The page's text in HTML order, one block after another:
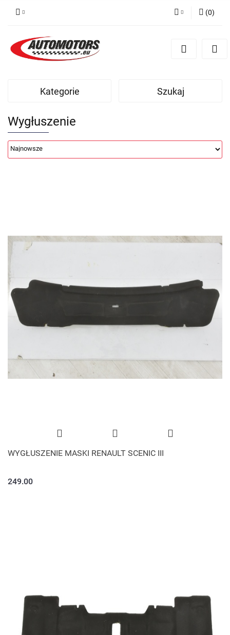
Zarejestruj się
(0)
Kategorie Szukaj
Wygłuszenie
WYGŁUSZENIE MASKI RENAULT SCENIC III
249.00